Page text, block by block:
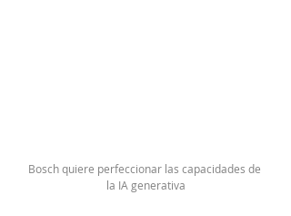
Bosch quiere perfeccionar las capacidades de
la IA generativa